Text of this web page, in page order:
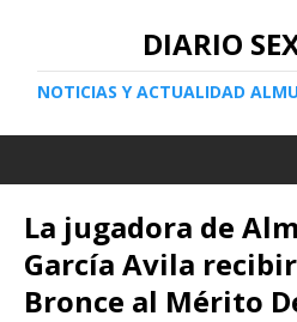
DIARIO
NOTICIAS Y ACTUALIDAD
La jugadora de
García Avila
Bronce al Mérito